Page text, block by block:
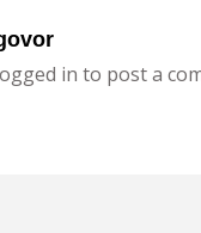
in to post a